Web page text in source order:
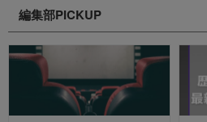
編集部PICKUP